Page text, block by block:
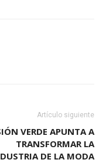
Artículo siguiente
VERDE APUNTA A
TRANSFORMAR LA
DE LA MODA